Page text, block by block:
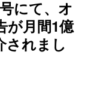
にて、オ
が月間1億
されまし